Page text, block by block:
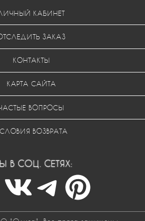
КАБИНЕТ
ЗАКАЗ
КОНТАКТЫ
КАРТА САЙТА
ВОПРОСЫ
ВОЗВРАТА
В СОЦ. СЕТЯХ: